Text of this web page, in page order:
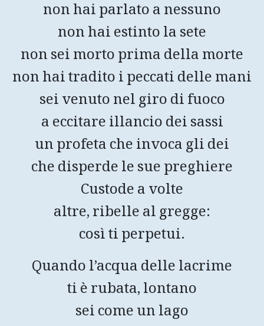
non hai parlato a nessuno
non hai estinto la sete
non sei morto prima della morte
non hai tradito i peccati delle mani
sei venuto nel giro di fuoco
a eccitare illancio dei sassi
un profeta che invoca gli dei
che disperde le sue preghiere
Custode a volte
altre, ribelle al gregge:
così ti perpetui.
Quando l’acqua delle lacrime
ti è rubata, lontano
sei come un lago